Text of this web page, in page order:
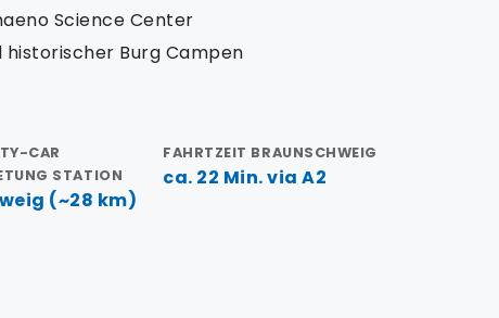
Science Center
Burg Campen
CAR
STATION
(~28 km)
FAHRTZEIT BRAUNSCHWEIG
ca. 22 Min. via A2